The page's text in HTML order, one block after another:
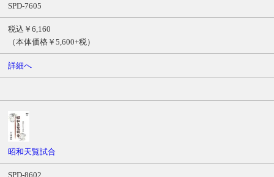
SPD-7605
税込￥6,160
（本体価格￥5,600+税）
詳細へ
昭和天覧試合
SPD-8602